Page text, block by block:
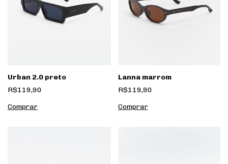
Urban 2.0 preto
R$119,90
Lanna marrom
R$119,90